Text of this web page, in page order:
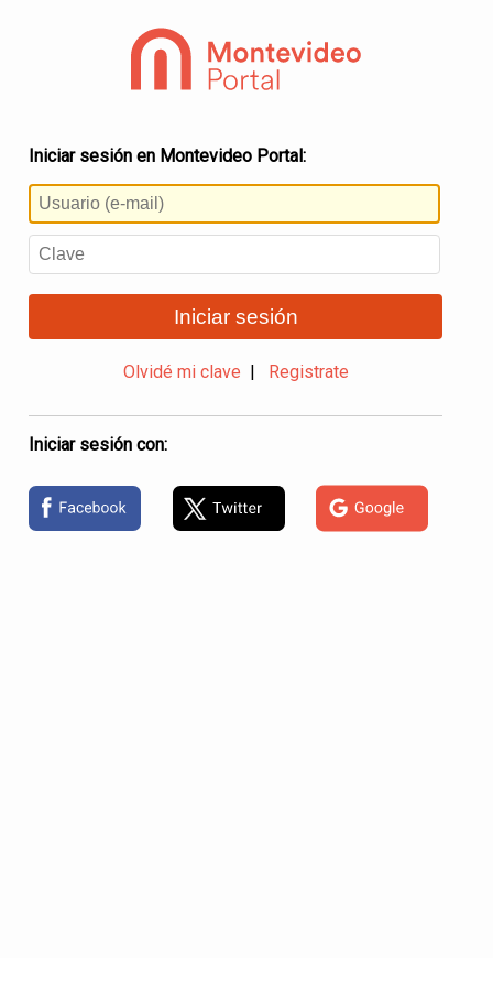
Iniciar sesión en Montevideo Portal:
Iniciar sesión
Olvidé mi clave Registrate
Iniciar sesión con: